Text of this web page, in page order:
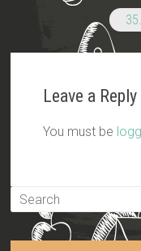
Leave a Reply
You must be